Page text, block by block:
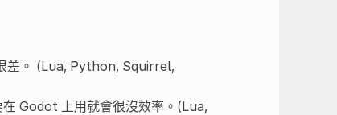
差。 (Lua, Python, Squirrel,
Godot 上用就會很沒效率。(Lua,